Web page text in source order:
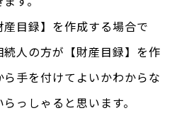
目録】を作成する場合で
人の方が【財産目録】を作
手を付けてよいかわからな
っしゃると思います。